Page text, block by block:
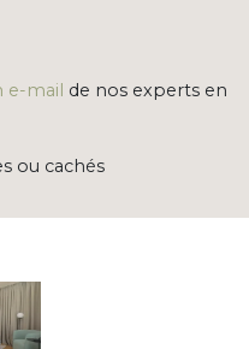
e-mail de nos experts en
ou cachés